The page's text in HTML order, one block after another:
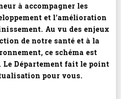
à accompagner les
et l’amélioration
Au vu des enjeux
de notre santé et à la
ce schéma est
Département fait le point
pour vous.